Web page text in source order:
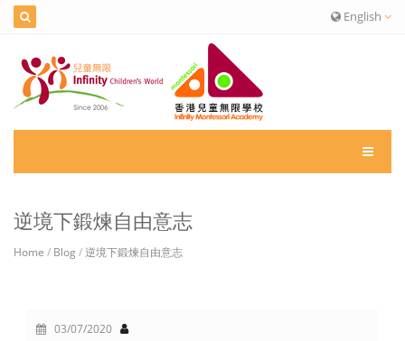
English
逆境下鍛煉自由意志
Home / Blog /逆境下鍛煉自由意志
03/07/2020